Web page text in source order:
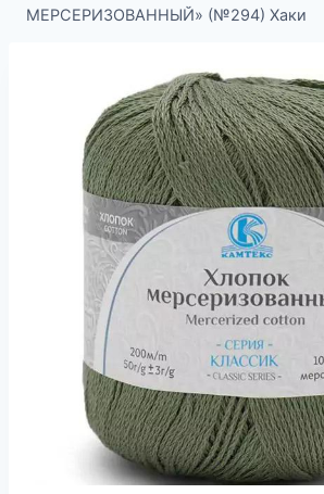
МЕРСЕРИЗОВАННЫЙ» (№294) Хаки